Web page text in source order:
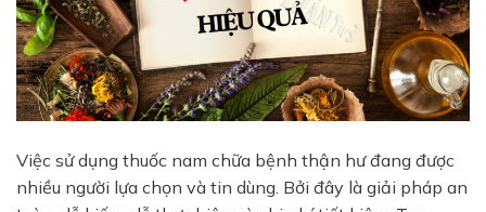
Việc sử dụng thuốc nam chữa bệnh thận hư đang được
nhiều người lựa chọn và tin dùng. Bởi đây là giải pháp an